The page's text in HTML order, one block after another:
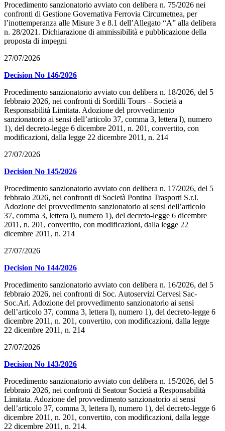
Procedimento sanzionatorio avviato con delibera n. 75/2026 nei
confronti di Gestione Governativa Ferrovia Circumetnea, per
l’inottemperanza alle Misure 3 e 8.1 dell’Allegato “A” alla delibera
n. 28/2021. Dichiarazione di ammissibilità e pubblicazione della
proposta di impegni
27/07/2026
Decision No 146/2026
Procedimento sanzionatorio avviato con delibera n. 18/2026, del 5
febbraio 2026, nei confronti di Sordilli Tours – Società a
Responsabilità Limitata. Adozione del provvedimento
sanzionatorio ai sensi dell’articolo 37, comma 3, lettera l), numero
1), del decreto-legge 6 dicembre 2011, n. 201, convertito, con
modificazioni, dalla legge 22 dicembre 2011, n. 214
27/07/2026
Decision No 145/2026
Procedimento sanzionatorio avviato con delibera n. 17/2026, del 5
febbraio 2026, nei confronti di Società Pontina Trasporti S.r.l.
Adozione del provvedimento sanzionatorio ai sensi dell’articolo
37, comma 3, lettera l), numero 1), del decreto-legge 6 dicembre
2011, n. 201, convertito, con modificazioni, dalla legge 22
dicembre 2011, n. 214
27/07/2026
Decision No 144/2026
Procedimento sanzionatorio avviato con delibera n. 16/2026, del 5
febbraio 2026, nei confronti di Soc. Autoservizi Cervesi Sac-
Soc.Arl. Adozione del provvedimento sanzionatorio ai sensi
dell’articolo 37, comma 3, lettera l), numero 1), del decreto-legge 6
dicembre 2011, n. 201, convertito, con modificazioni, dalla legge
22 dicembre 2011, n. 214
27/07/2026
Decision No 143/2026
Procedimento sanzionatorio avviato con delibera n. 15/2026, del 5
febbraio 2026, nei confronti di Seatour Società a Responsabilità
Limitata. Adozione del provvedimento sanzionatorio ai sensi
dell’articolo 37, comma 3, lettera l), numero 1), del decreto-legge 6
dicembre 2011, n. 201, convertito, con modificazioni, dalla legge
22 dicembre 2011, n. 214.